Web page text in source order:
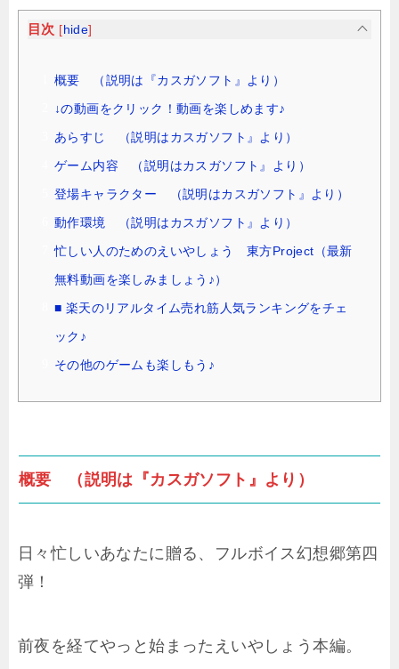
目次 [ hide]
概要 （説明は『カスガソフト』より）
↓の動画をクリック！動画を楽しめます♪
あらすじ （説明はカスガソフト』より）
ゲーム内容 （説明はカスガソフト』より）
登場キャラクター （説明はカスガソフト』より）
動作環境 （説明はカスガソフト』より）
忙しい人のためのえいやしょう 東方Project（最新
無料動画を楽しみましょう♪）
■ 楽天のリアルタイム売れ筋人気ランキングをチェ
ック♪
その他のゲームも楽しもう♪
概要 （説明は『カスガソフト』より）
日々忙しいあなたに贈る、フルボイス幻想郷第四
弾！
前夜を経てやっと始まったえいやしょう本編。